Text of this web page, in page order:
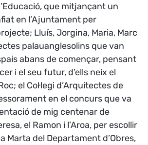
que mitjançant un
en l’Ajuntament per
Lluís, Jorgina, Maria, Marc
palauanglesolins que van
abans de començar, pensant
i el seu futur, d’ells neix el
el Col·legi d’Arquitectes de
en el concurs que va
de mig centenar de
el Ramon i l’Aroa, per escollir
Marta del Departament d’Obres,